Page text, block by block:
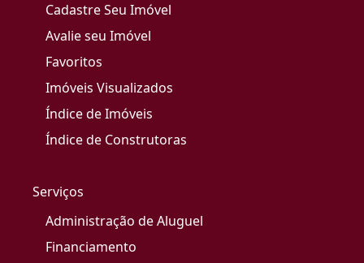
Cadastre Seu Imóvel
Avalie seu Imóvel
Favoritos
Imóveis Visualizados
Índice de Imóveis
Índice de Construtoras
Serviços
Administração de Aluguel
Financiamento